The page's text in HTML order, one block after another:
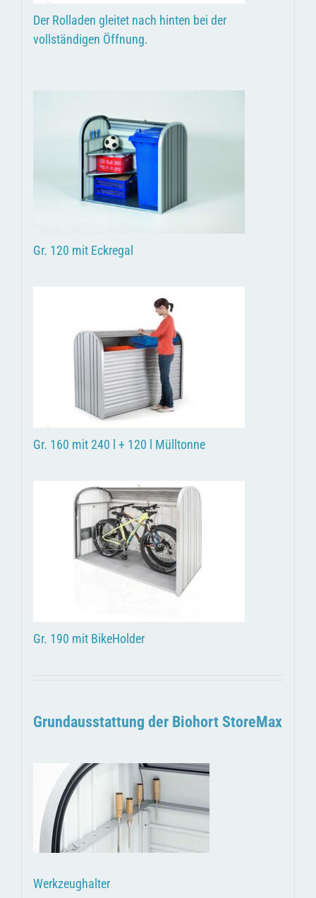
Der Rolladen gleitet nach hinten bei der
vollständigen Öffnung.
Gr. 120 mit Eckregal
Gr. 160 mit 240 l + 120 l Mülltonne
Gr. 190 mit BikeHolder
Grundausstattung der Biohort StoreMax
Werkzeughalter